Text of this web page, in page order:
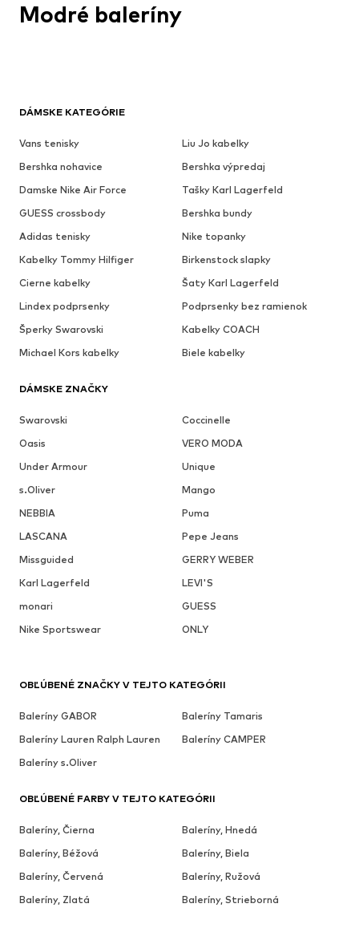
DÁMSKE KATEGÓRIE
Vans tenisky
Liu Jo kabelky
Bershka nohavice
Bershka výpredaj
Damske Nike Air Force
Tašky Karl Lagerfeld
GUESS crossbody
Bershka bundy
Adidas tenisky
Nike topanky
Kabelky Tommy Hilfiger
Birkenstock slapky
Cierne kabelky
Šaty Karl Lagerfeld
Lindex podprsenky
Podprsenky bez ramienok
Šperky Swarovski
Kabelky COACH
Michael Kors kabelky
Biele kabelky
DÁMSKE ZNAČKY
Swarovski
Coccinelle
Oasis
VERO MODA
Under Armour
Unique
s.Oliver
Mango
NEBBIA
Puma
LASCANA
Pepe Jeans
Missguided
GERRY WEBER
Karl Lagerfeld
LEVI'S
monari
GUESS
Nike Sportswear
ONLY
Modré baleríny
OBĽÚBENÉ ZNAČKY V TEJTO KATEGÓRII
Baleríny GABOR
Baleríny Tamaris
Baleríny Lauren Ralph Lauren
Baleríny CAMPER
Baleríny s.Oliver
OBĽÚBENÉ FARBY V TEJTO KATEGÓRII
Baleríny, Čierna
Baleríny, Hnedá
Baleríny, Béžová
Baleríny, Biela
Baleríny, Červená
Baleríny, Ružová
Baleríny, Zlatá
Baleríny, Strieborná